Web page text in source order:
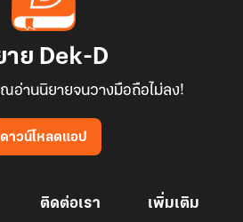
าย Dek-D
อ่านนิยายจนวางมือถือไม่ลง!
ดาวน์โหลดแอป
ติดต่อเรา เพิ่มเติม